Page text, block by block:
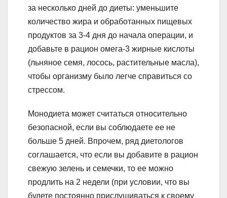
за несколько дней до диеты: уменьшите
количество жира и обработанных пищевых
продуктов за 3-4 дня до начала операции, и
добавьте в рацион омега-3 жирные кислоты
(льняное семя, лосось, растительные масла),
чтобы организму было легче справиться со
стрессом.
Монодиета может считаться относительно
безопасной, если вы соблюдаете ее не
больше 5 дней. Впрочем, ряд диетологов
соглашается, что если вы добавите в рацион
свежую зелень и семечки, то ее можно
продлить на 2 недели (при условии, что вы
будете постоянно прислушиваться к своему